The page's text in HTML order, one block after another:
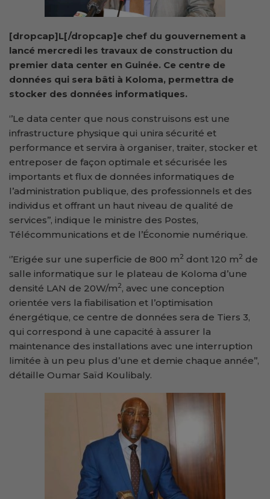
[dropcap]L[/dropcap]e chef du gouvernement a
lancé mercredi les travaux de construction du
premier data center en Guinée. Ce centre de
données qui sera bâti à Koloma, permettra de
stocker des données informatiques.
‘’Le data center que nous construisons est une
infrastructure physique qui unira sécurité et
performance et servira à organiser, traiter, stocker et
entreposer de façon optimale et sécurisée les
importants et flux de données informatiques de
l’administration publique, des professionnels et des
individus et offrant un haut niveau de qualité de
services’’, indique le ministre des Postes,
Télécommunications et de l’Économie numérique.
‘’Erigée sur une superficie de 800 m2 dont 120 m2 de
salle informatique sur le plateau de Koloma d’une
densité LAN de 20W/m2, avec une conception
orientée vers la fiabilisation et l’optimisation
énergétique, ce centre de données sera de Tiers 3,
qui correspond à une capacité à assurer la
maintenance des installations avec une interruption
limitée à un peu plus d’une et demie chaque année’’,
détaille Oumar Saïd Koulibaly.